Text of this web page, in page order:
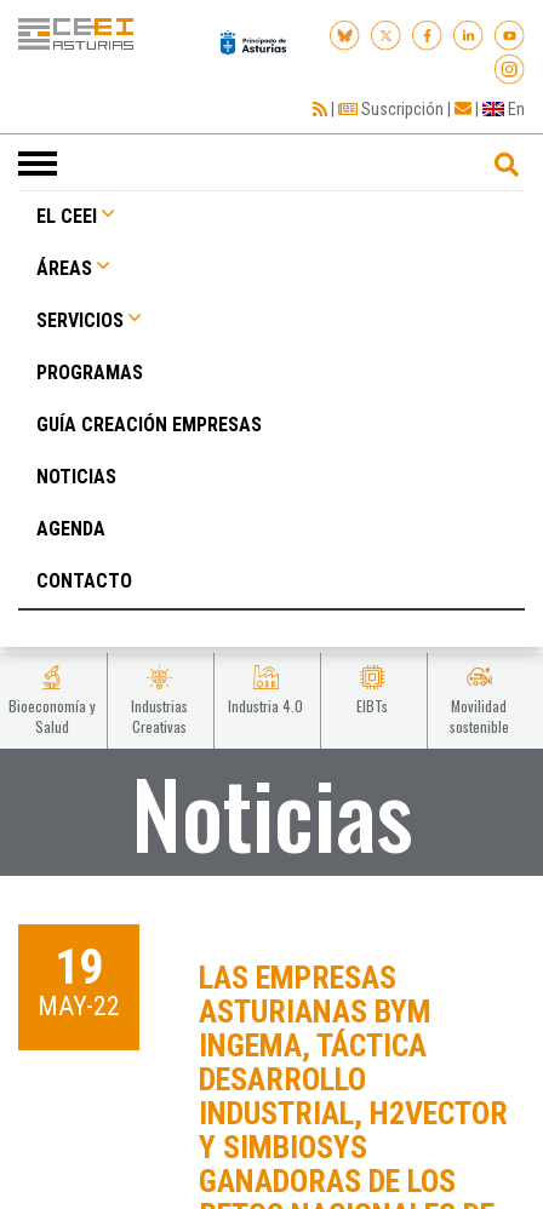
| Suscripción | | En
Toggle
navigation
EL CEEI
ÁREAS
SERVICIOS
PROGRAMAS
GUÍA CREACIÓN EMPRESAS
NOTICIAS
AGENDA
CONTACTO
Bioeconomía y
Salud
Industrias
Creativas
Industria 4.0 EIBTs
Movilidad
sostenible
Noticias
19
MAY-22
LAS EMPRESAS
ASTURIANAS BYM
INGEMA, TÁCTICA
DESARROLLO
INDUSTRIAL, H2VECTOR
Y SIMBIOSYS
GANADORAS DE LOS